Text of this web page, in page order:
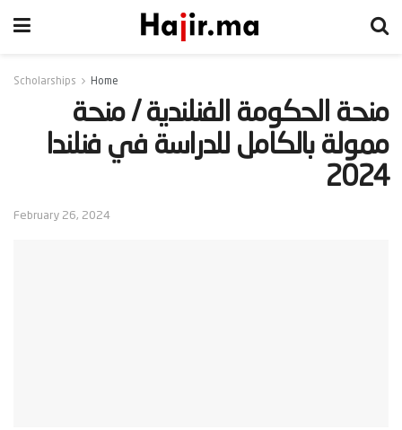
Home
Scholarships
‫منحة الحكومة الفنلندية / منحة
ممولة بالكامل للدراسة في فنلندا
2024‬
February 26, 2024